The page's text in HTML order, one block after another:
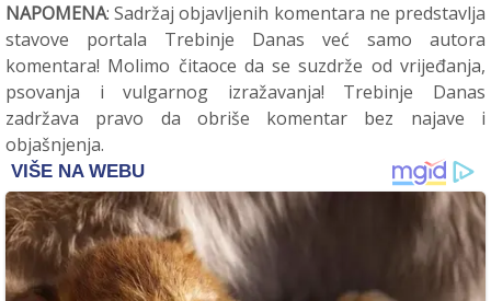
NAPOMENA: Sadržaj objavljenih komentara ne predstavlja
stavove portala Trebinje Danas već samo autora
komentara! Molimo čitaoce da se suzdrže od vrijeđanja,
psovanja i vulgarnog izražavanja! Trebinje Danas
zadržava pravo da obriše komentar bez najave i
objašnjenja.